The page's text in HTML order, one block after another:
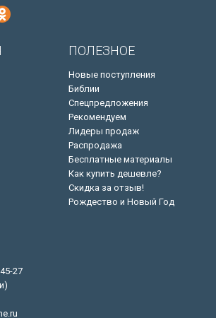
ПОЛЕЗНОЕ
Новые поступления
Библии
Спецпредложения
Рекомендуем
Лидеры продаж
Распродажа
Бесплатные материалы
Как купить дешевле?
Скидка за отзыв!
Рождество и Новый Год
27